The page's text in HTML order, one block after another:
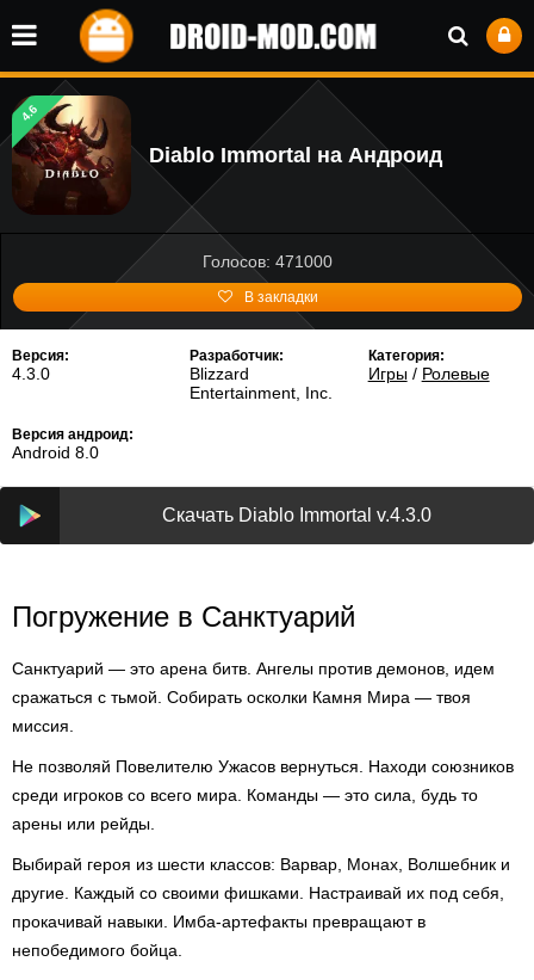
4.6
Diablo Immortal на Андроид
Голосов: 471000
В закладки
Версия:
4.3.0
Разработчик:
Blizzard
Entertainment, Inc.
Категория:
Игры/ Ролевые
Версия андроид:
Android 8.0
Скачать Diablo Immortal v.4.3.0
Погружение в Санктуарий
Санктуарий — это арена битв. Ангелы против демонов, идем
сражаться с тьмой. Собирать осколки Камня Мира — твоя
миссия.
Не позволяй Повелителю Ужасов вернуться. Находи союзников
среди игроков со всего мира. Команды — это сила, будь то
арены или рейды.
Выбирай героя из шести классов: Варвар, Монах, Волшебник и
другие. Каждый со своими фишками. Настраивай их под себя,
прокачивай навыки. Имба-артефакты превращают в
непобедимого бойца.